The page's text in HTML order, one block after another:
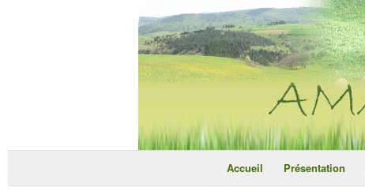
Accueil Présentation